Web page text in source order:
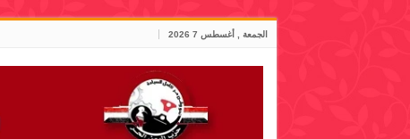
الجمعة , أغسطس 7 2026